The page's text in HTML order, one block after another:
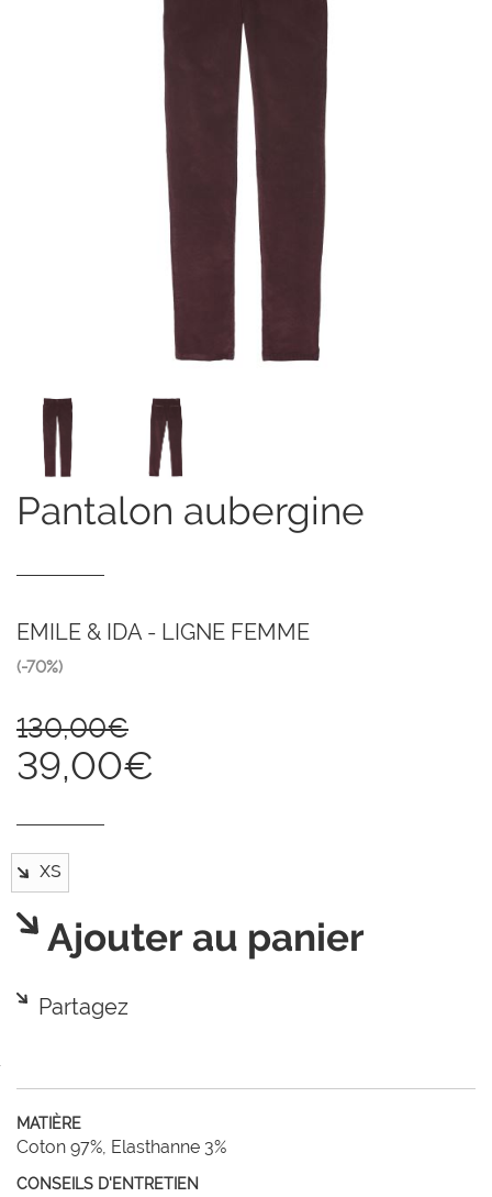
pantalon aubergine
EMILE & IDA - LIGNE FEMME
(-70%)
130,00€
39,00€
Ajouter au panier
Partagez
MATIÈRE
Coton 97%, Elasthanne 3%
CONSEILS D'ENTRETIEN